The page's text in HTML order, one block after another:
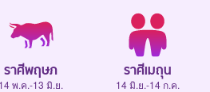
ราศีพฤษภ
14 พ.ค.-13 มิ.ย.
ราศีเมถุน
14 มิ.ย.-14 ก.ค.